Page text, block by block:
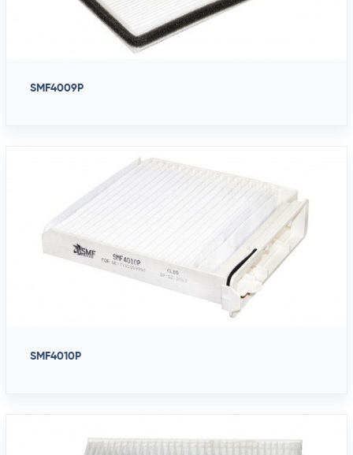
SMF4009P
SMF4010P